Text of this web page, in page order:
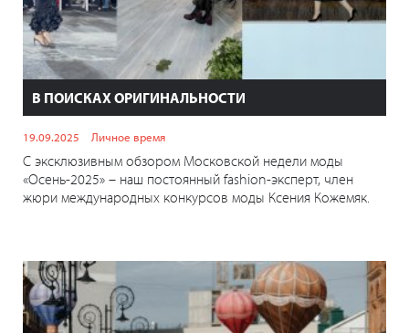
В ПОИСКАХ ОРИГИНАЛЬНОСТИ
19.09.2025 Личное время
С эксклюзивным обзором Московской недели моды
«Осень-2025» – наш постоянный fashion-эксперт, член
жюри международных конкурсов моды Ксения Кожемяк.